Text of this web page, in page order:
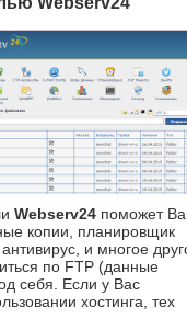
Webserv24 поможет
копии, планировщик
и многое
по FTP (данные
себя. Если у Вас
хостинга, тех